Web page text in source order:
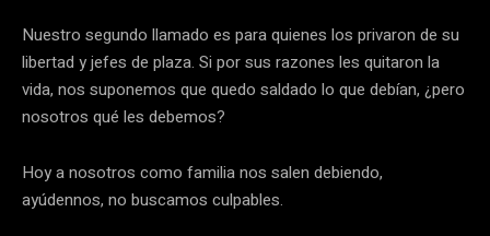
Nuestro segundo llamado es para quienes los privaron de su
libertad y jefes de plaza. Si por sus razones les quitaron la
vida, nos suponemos que quedo saldado lo que debían, ¿pero
nosotros qué les debemos?
Hoy a nosotros como familia nos salen debiendo,
ayúdennos, no buscamos culpables.